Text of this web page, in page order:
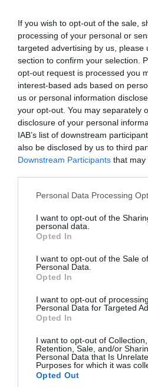
If you wish to opt-out of the sale,
processing of your personal or
targeted advertising by us, please
section to confirm your selection.
opt-out request is processed you
interest-based ads based on
us or personal information
your opt-out. You may separately
disclosure of your personal
IAB’s list of downstream
also be disclosed by us to third
Downstream Participants that may
Please note that this website/app
not limited to your visit or usage
grant or deny consent to Google
use your data for below specified
consent section.
Personal Data Processing
I want to opt-out of the
personal data.
Opted In
I want to opt-out of the Sale
Personal Data.
Opted In
I want to opt-out of
Personal Data for Targeted
Opted In
I want to opt-out of Collection,
Retention, Sale, and/or
Personal Data that Is
Purposes for which it was
Opted Out
PRONEWS.GR /ΥΓΕΙΑ
Νέα μελέτη εντόπισε
βραχυπρόθεσμες
κερατοειδή μετά το
του Covid-19
08.08.2026 | 21:00
PRONEWS.GR /ΦΥΣΙΚΗ ΚΑΤΑΣΤΑΣΗ
Ρακέτες στην παραλία:
διασκέδαση που
08.08.2026 | 20:51